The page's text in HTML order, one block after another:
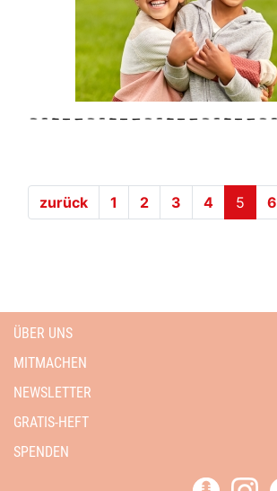
zurück 1 2 3 4 5 6
ÜBER UNS
MITMACHEN
NEWSLETTER
GRATIS-HEFT
SPENDEN